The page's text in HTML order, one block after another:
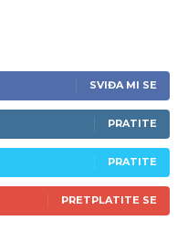
SVIĐA MI SE
PRATITE
PRATITE
PRETPLATITE SE